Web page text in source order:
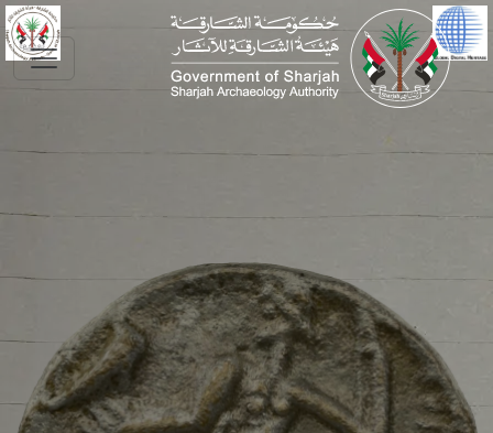
Skip to main